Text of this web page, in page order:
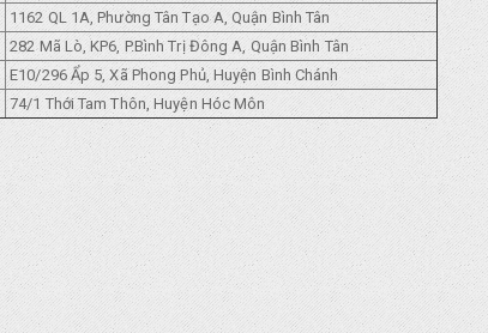
1162 QL 1A, Phường Tân Tạo A, Quận Bình Tân
282 Mã Lò, KP6, P.Bình Trị Đông A, Quận Bình Tân
E10/296 Ẩp 5, Xã Phong Phủ, Huyện Bình Chánh
74/1 Thới Tam Thôn, Huyện Hóc Môn